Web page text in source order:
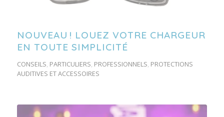
NOUVEAU ! LOUEZ VOTRE CHARGEUR
EN TOUTE SIMPLICITÉ
CONSEILS, PARTICULIERS, PROFESSIONNELS, PROTECTIONS
AUDITIVES ET ACCESSOIRES